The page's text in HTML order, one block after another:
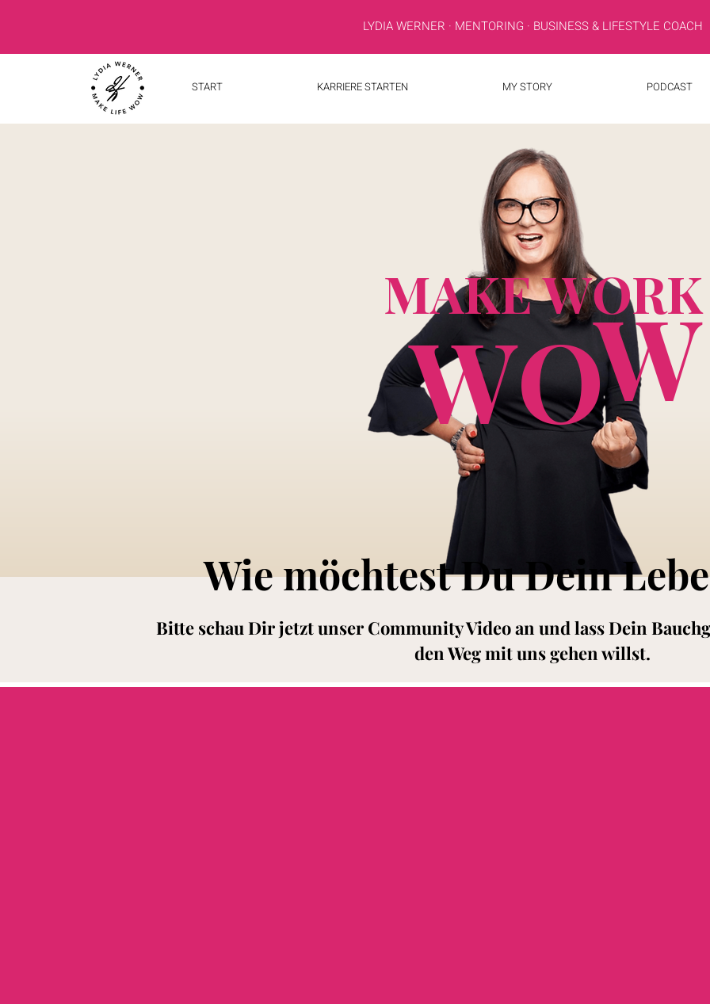
LYDIA WERNER · MENTORING · BUSINESS & LIFESTYLE COACH
START KARRIERE STARTEN MY STORY PODCAST
MAKE WORK
W
WO
Wie möchtest Du Dein
Bitte schau Dir jetzt unser Community Video an und lass Dein
den Weg mit uns gehen willst.